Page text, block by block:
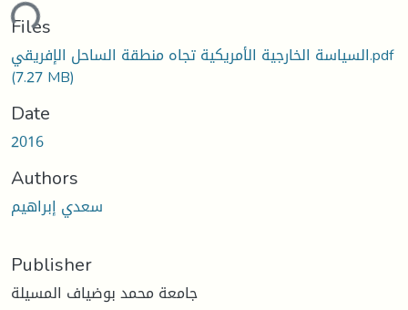
Files
السياسة الخارجية الأمريكية تجاه منطقة الساحل الإفريقي.pdf
(7.27 MB)
Date
2016
Authors
سعدي إبراهيم
Publisher
جامعة محمد بوضياف المسيلة